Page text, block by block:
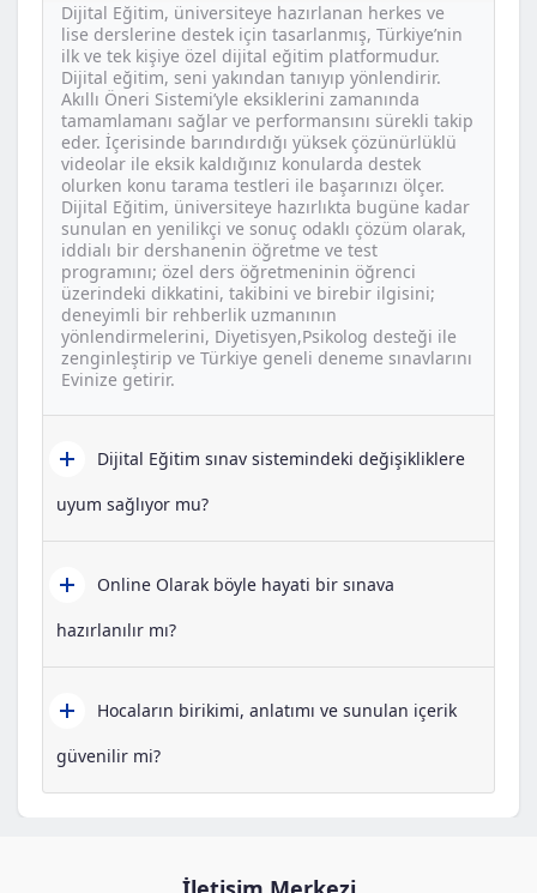
Dijital Eğitim, üniversiteye hazırlanan herkes ve
lise derslerine destek için tasarlanmış, Türkiye’nin
ilk ve tek kişiye özel dijital eğitim platformudur.
Dijital eğitim, seni yakından tanıyıp yönlendirir.
Akıllı Öneri Sistemi’yle eksiklerini zamanında
tamamlamanı sağlar ve performansını sürekli takip
eder. İçerisinde barındırdığı yüksek çözünürlüklü
videolar ile eksik kaldığınız konularda destek
olurken konu tarama testleri ile başarınızı ölçer.
Dijital Eğitim, üniversiteye hazırlıkta bugüne kadar
sunulan en yenilikçi ve sonuç odaklı çözüm olarak,
iddialı bir dershanenin öğretme ve test
programını; özel ders öğretmeninin öğrenci
üzerindeki dikkatini, takibini ve birebir ilgisini;
deneyimli bir rehberlik uzmanının
yönlendirmelerini, Diyetisyen,Psikolog desteği ile
zenginleştirip ve Türkiye geneli deneme sınavlarını
Evinize getirir.
uyum sağlıyor mu?
hazırlanılır mı?
güvenilir mi?